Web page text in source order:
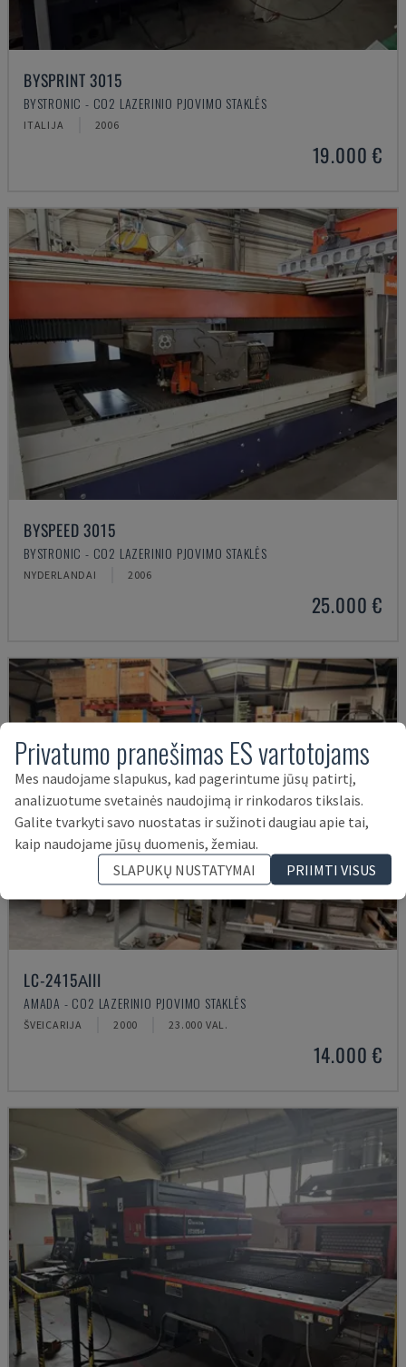
BYSPRINT 3015
BYSTRONIC - CO2 LAZERINIO PJOVIMO STAKLĖS
ITALIJA 2006
19.000 €
BYSPEED 3015
BYSTRONIC - CO2 LAZERINIO PJOVIMO STAKLĖS
NYDERLANDAI 2006
25.000 €
LC-2415ΑIII
AMADA - CO2 LAZERINIO PJOVIMO STAKLĖS
ŠVEICARIJA 2000 23.000 VAL.
14.000 €
Privatumo pranešimas ES vartotojams
Mes naudojame slapukus, kad pagerintume jūsų patirtį,
analizuotume svetainės naudojimą ir rinkodaros tikslais.
Galite tvarkyti savo nuostatas ir sužinoti daugiau apie tai,
kaip naudojame jūsų duomenis, žemiau.
SLAPUKŲ NUSTATYMAI
PRIIMTI VISUS